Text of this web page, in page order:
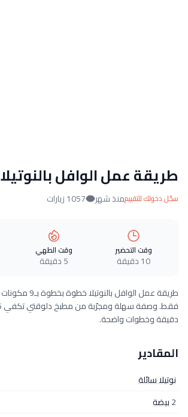
طريقة عمل الوافل بالنوتيلا
سجّل دخولك للتقييممنذ شهر 1057 زيارات
وقت التحضير
10 دقيقة
وقت الطهي
5 دقيقة
دقيقة وخطوات واضحة.
المقادير
نوتيلا سائلة
2بيضة